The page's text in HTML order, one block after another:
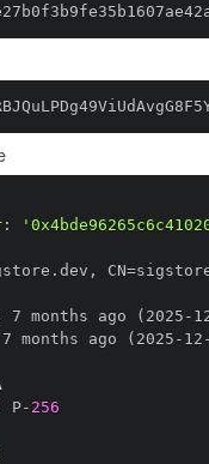
:
,
7 months ago (2025 -
7 months ago (2025 - 12 -
P- 256